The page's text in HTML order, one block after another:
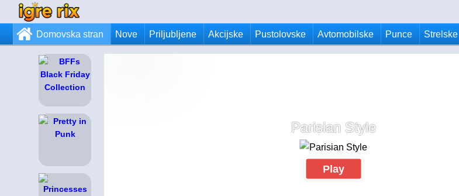
Domovska stran Nove Priljubljene Akcijske Pustolovske Avtomobilske Punce Strelske
Parisian Style
Play